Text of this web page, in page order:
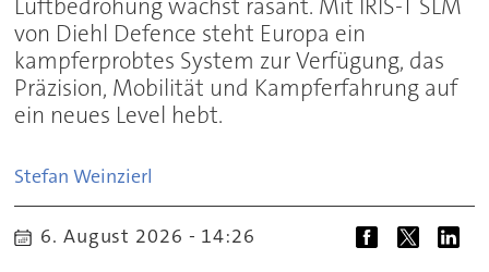
Luftbedrohung wächst rasant. Mit IRIS-T SLM
von Diehl Defence steht Europa ein
kampferprobtes System zur Verfügung, das
Präzision, Mobilität und Kampferfahrung auf
ein neues Level hebt.
Stefan Weinzierl
6. August 2026 - 14:26